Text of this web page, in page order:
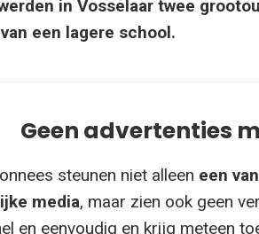
in Vosselaar twee
een lagere school.
Geen advertenties
steunen niet alleen een
media, maar zien ook geen
en eenvoudig en krijg meteen